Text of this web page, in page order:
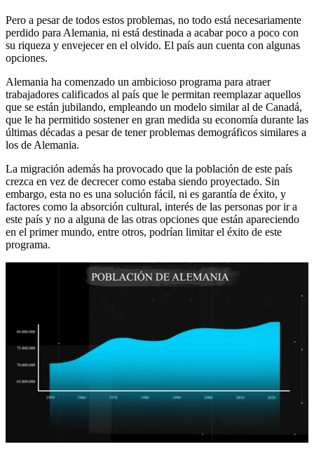
Pero a pesar de todos estos problemas, no todo está necesariamente
perdido para Alemania, ni está destinada a acabar poco a poco con
su riqueza y envejecer en el olvido. El país aun cuenta con algunas
opciones.
Alemania ha comenzado un ambicioso programa para atraer
trabajadores calificados al país que le permitan reemplazar aquellos
que se están jubilando, empleando un modelo similar al de Canadá,
que le ha permitido sostener en gran medida su economía durante las
últimas décadas a pesar de tener problemas demográficos similares a
los de Alemania.
La migración además ha provocado que la población de este país
crezca en vez de decrecer como estaba siendo proyectado. Sin
embargo, esta no es una solución fácil, ni es garantía de éxito, y
factores como la absorción cultural, interés de las personas por ir a
este país y no a alguna de las otras opciones que están apareciendo
en el primer mundo, entre otros, podrían limitar el éxito de este
programa.